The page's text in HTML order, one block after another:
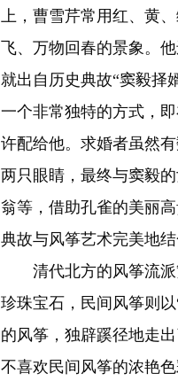
上，曹雪芹常用红、黄
飞、万物回春的景象。
就出自历史典故“窦毅择
一个非常独特的方式，
许配给他。求婚者虽然
两只眼睛，最终与窦毅
翁等，借助孔雀的美丽
典故与风筝艺术完美地结
清代北方的风筝流派
珍珠宝石，民间风筝则
的风筝，独辟蹊径地走
不喜欢民间风筝的浓艳色